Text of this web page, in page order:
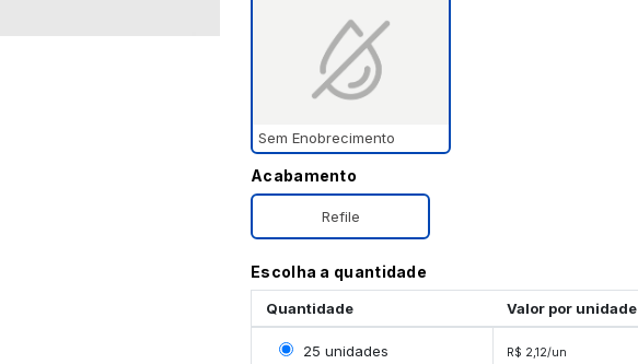
Sem Enobrecimento
Acabamento
Refile
Escolha a quantidade
Quantidade Valor por unidade
Selecionar 25 unidades
25 unidades R$ 2,12/un